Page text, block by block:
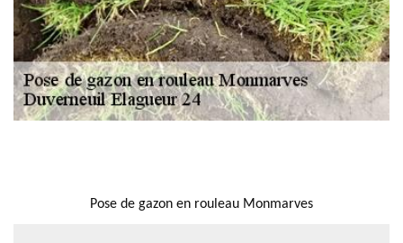
Pose de gazon en rouleau Monmarves